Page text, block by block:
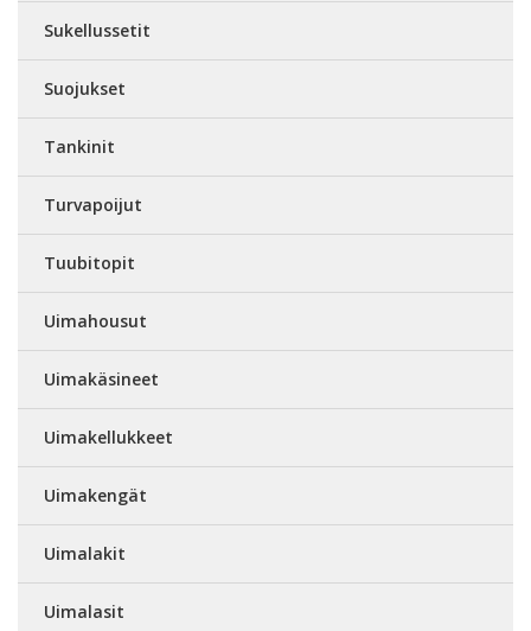
Sukellussetit
Suojukset
Tankinit
Turvapoijut
Tuubitopit
Uimahousut
Uimakäsineet
Uimakellukkeet
Uimakengät
Uimalakit
Uimalasit